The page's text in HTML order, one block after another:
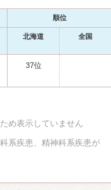
順位
北海道 全国
37位
め表示していません
系疾患、精神科系疾患が